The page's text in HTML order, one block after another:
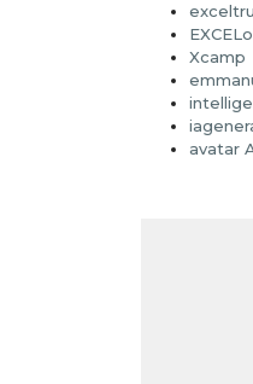
Xcamp
avatar